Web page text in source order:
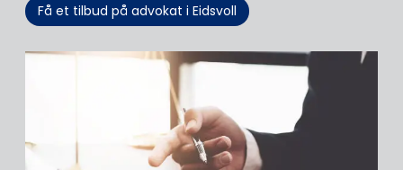
Få et tilbud på advokat i Eidsvoll